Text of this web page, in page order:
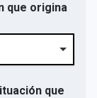
que origina
que